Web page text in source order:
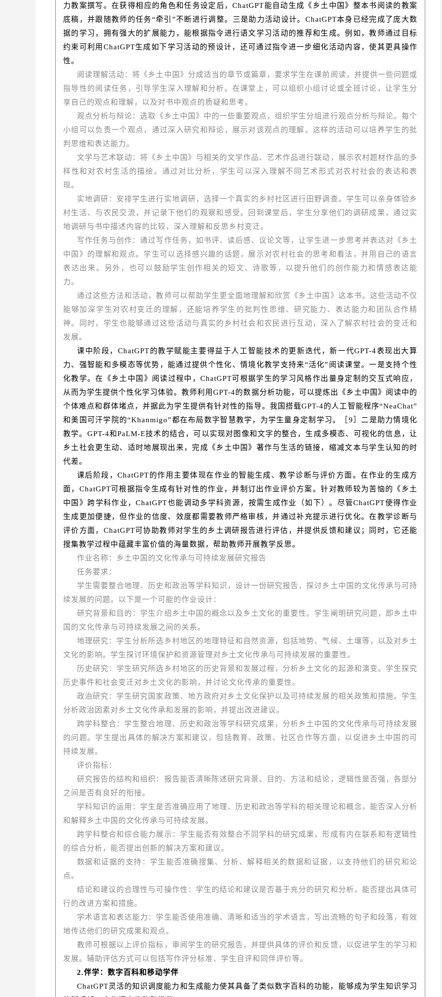
力教案撰写。在获得相应的角色和任务设定后，ChatGPT能自动生成《乡土中国》整本书阅读的教案
底稿，并跟随教师的任务“牵引”不断进行调整。三是助力活动设计。ChatGPT本身已经完成了庞大数
据的学习，拥有强大的扩展能力，能根据指令进行语文学习活动的推荐和生成。例如，教师通过目标
约束可利用ChatGPT生成如下学习活动的预设计，还可通过指令进一步细化活动内容，使其更具操作
性。
阅读理解活动：将《乡土中国》分成适当的章节或篇章，要求学生在课前阅读，并提供一些问题或
指导性的阅读任务，引导学生深入理解和分析。在课堂上，可以组织小组讨论或全班讨论，让学生分
享自己的观点和理解，以及对书中观点的质疑和思考。
观点分析与辩论：选取《乡土中国》中的一些重要观点，组织学生分组进行观点分析与辩论。每个
小组可以负责一个观点，通过深入研究和辩论，展示对该观点的理解。这样的活动可以培养学生的批
判思维和表达能力。
文学与艺术联动：将《乡土中国》与相关的文学作品、艺术作品进行联动，展示农村题材作品的多
样性和对农村生活的描绘。通过对比分析，学生可以深入理解不同艺术形式对农村社会的表达和表
现。
实地调研：安排学生进行实地调研，选择一个真实的乡村社区进行田野调查。学生可以亲身体验乡
村生活、与农民交流，并记录下他们的观察和感受。回到课堂后，学生分享他们的调研成果，通过实
地调研与书中描述内容的比较，深入理解和反思乡村变迁。
写作任务与创作：通过写作任务，如书评、读后感、议论文等，让学生进一步思考并表达对《乡土
中国》的理解和观点。学生可以选择感兴趣的话题，展示对农村社会的思考和看法，并用自己的语言
表达出来。另外，也可以鼓励学生创作相关的短文、诗歌等，以提升他们的创作能力和情感表达能
力。
通过这些方法和活动，教师可以帮助学生更全面地理解和欣赏《乡土中国》这本书。这些活动不仅
能够加深学生对农村变迁的理解，还能培养学生的批判性思维、研究能力、表达能力和团队合作精
神。同时，学生也能够通过这些活动与真实的乡村社会和农民进行互动，深入了解农村社会的变迁和
发展。
课中阶段，ChatGPT的教学赋能主要得益于人工智能技术的更新迭代，新一代GPT-4表现出大算
力、强智能和多模态等优势，能通过提供个性化、情境化教学支持来“活化”阅读课堂。一是支持个性
化教学。在《乡土中国》阅读过程中，ChatGPT可根据学生的学习风格作出量身定制的交互式响应，
从而为学生提供个性化学习体验。教师利用GPT-4的数据分析功能，可以提炼出《乡土中国》阅读中的
个体难点和群体堵点，并据此为学生提供有针对性的指导。我国搭载GPT-4的人工智能程序“NeaChat”
和美国可汗学院的“Khanmigo”都在布局数字智慧教学，为学生量身定制学习。［9］二是助力情境化
教学。GPT-4和PaLM-E技术的结合，可以实现对图像和文字的整合，生成多模态、可视化的信息，让
乡土社会更生动、适时地展现出来，完成《乡土中国》著作与生活的链接，缩减文本与学生认知的时
代差。
课后阶段，ChatGPT的作用主要体现在作业的智能生成、教学诊断与评价方面。在作业的生成方
面，ChatGPT可根据指令生成有针对性的作业，并制订出作业评价方案。针对教师较为苦恼的《乡土
中国》跨学科作业，ChatGPT也能调动多学科资源，按需生成作业（如下）。尽管ChatGPT使得作业
生成更加便捷，但作业的信度、效度都需要教师严格审核，并通过补充提示进行优化。在教学诊断与
评价方面，ChatGPT可协助教师对学生的乡土调研报告进行评估，并提供反馈和建议；同时，它还能
搜集教学过程中蕴藏丰富价值的海量数据，帮助教师开展教学反思。
作业名称：乡土中国的文化传承与可持续发展研究报告
任务要求：
学生需要整合地理、历史和政治等学科知识，设计一份研究报告，探讨乡土中国的文化传承与可持
续发展的问题。以下是一个可能的作业设计：
研究背景和目的：学生介绍乡土中国的概念以及乡土文化的重要性。学生阐明研究问题，即乡土中
国的文化传承与可持续发展之间的关系。
地理研究：学生分析所选乡村地区的地理特征和自然资源，包括地势、气候、土壤等，以及对乡土
文化的影响。学生探讨环境保护和资源管理对乡土文化传承与可持续发展的重要性。
历史研究：学生研究所选乡村地区的历史背景和发展过程，分析乡土文化的起源和演变。学生探究
历史事件和社会变迁对乡土文化的影响，并讨论文化传承的重要性。
政治研究：学生研究国家政策、地方政府对乡土文化保护以及可持续发展的相关政策和措施。学生
分析政治因素对乡土文化传承和发展的影响，并提出改进建议。
跨学科整合：学生整合地理、历史和政治等学科研究成果，分析乡土中国的文化传承与可持续发展
的问题。学生提出具体的解决方案和建议，包括教育、政策、社区合作等方面，以促进乡土中国的可
持续发展。
评价指标：
研究报告的结构和组织：报告能否清晰陈述研究背景、目的、方法和结论，逻辑性是否强，各部分
之间是否有良好的衔接。
学科知识的运用：学生是否准确应用了地理、历史和政治等学科的相关理论和概念，能否深入分析
和解释乡土中国的文化传承与可持续发展。
跨学科整合和综合能力展示：学生能否有效整合不同学科的研究成果，形成有内在联系和有逻辑性
的综合分析，能否提出创新的解决方案和建议。
数据和证据的支持：学生能否准确搜集、分析、解释相关的数据和证据，以支持他们的研究和论
点。
结论和建议的合理性与可操作性：学生的结论和建议是否基于充分的研究和分析，能否提出具体可
行的改进方案和措施。
学术语言和表达能力：学生能否使用准确、清晰和适当的学术语言，写出流畅的句子和段落，有效
地传达他们的研究成果和观点。
教师可根据以上评价指标，审阅学生的研究报告，并提供具体的评价和反馈，以促进学生的学习和
发展。辅助评估方式可以包括写作评分标准、学生自评和同伴评价等。
2.伴学：数字百科和移动学伴
ChatGPT灵活的知识调度能力和生成能力使其具备了类似数字百科的功能，能够成为学生知识学习